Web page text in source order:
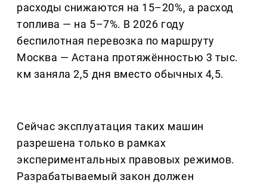
расходы снижаются на 15–20%, а расход
топлива — на 5–7%. В 2026 году
беспилотная перевозка по маршруту
Москва — Астана протяжённостью 3 тыс.
км заняла 2,5 дня вместо обычных 4,5.
Сейчас эксплуатация таких машин
разрешена только в рамках
экспериментальных правовых режимов.
Разрабатываемый закон должен